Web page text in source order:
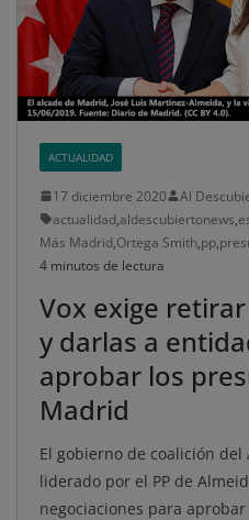
ACTUALIDAD
17 diciembre 2020
Al
actualidad,aldescubiertonews,
Más Madrid,Ortega Smith,pp,
4 minutos de lectura
Vox exige
y darlas a
aprobar los
Madrid
El gobierno de coalición
liderado por el PP de
negociaciones para aprobar